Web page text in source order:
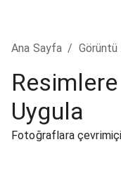
Ana Sayfa / Görüntü
Uygula
Fotoğraflara